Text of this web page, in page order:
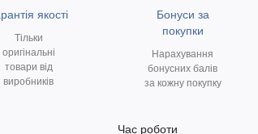
якості
Тільки
оригінальні
товари від
виробників
Бонуси за
покупки
Нарахування
бонусних балів
за кожну покупку
Час роботи